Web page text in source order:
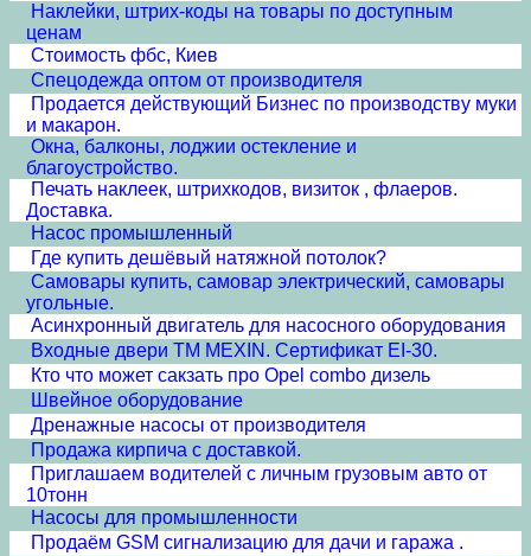
Наклейки, штрих-коды на товары по доступным
ценам
Стоимость фбс, Киев
Спецодежда оптом от производителя
Продается действующий Бизнес по производству муки
и макарон.
Окна, балконы, лоджии остекление и
благоустройство.
Печать наклеек, штрихкодов, визиток , флаеров.
Доставка.
Насос промышленный
Где купить дешёвый натяжной потолок?
Самовары купить, самовар электрический, самовары
угольные.
Асинхронный двигатель для насосного оборудования
Входные двери ТМ MEXIN. Сертификат EI-30.
Кто что может сакзать про Opel combo дизель
Швейное оборудование
Дренажные насосы от производителя
Продажа кирпича с доставкой.
Приглашаем водителей с личным грузовым авто от
10тонн
Насосы для промышленности
Продаём GSM сигнализацию для дачи и гаража .